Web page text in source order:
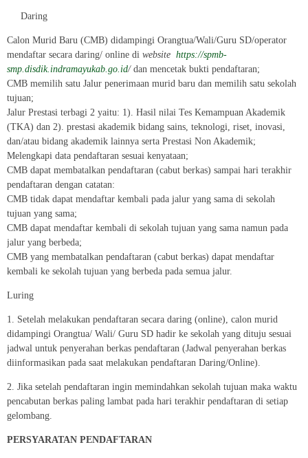
Daring
Calon Murid Baru (CMB) didampingi Orangtua/Wali/Guru SD/operator
mendaftar secara daring/ online di website https://spmb-
smp.disdik.indramayukab.go.id/dan mencetak bukti pendaftaran;
CMB memilih satu Jalur penerimaan murid baru dan memilih satu sekolah
tujuan;
Jalur Prestasi terbagi 2 yaitu: 1). Hasil nilai Tes Kemampuan Akademik
(TKA) dan 2). prestasi akademik bidang sains, teknologi, riset, inovasi,
dan/atau bidang akademik lainnya serta Prestasi Non Akademik;
Melengkapi data pendaftaran sesuai kenyataan;
CMB dapat membatalkan pendaftaran (cabut berkas) sampai hari terakhir
pendaftaran dengan catatan:
CMB tidak dapat mendaftar kembali pada jalur yang sama di sekolah
tujuan yang sama;
CMB dapat mendaftar kembali di sekolah tujuan yang sama namun pada
jalur yang berbeda;
CMB yang membatalkan pendaftaran (cabut berkas) dapat mendaftar
kembali ke sekolah tujuan yang berbeda pada semua jalur.
Luring
1. Setelah melakukan pendaftaran secara daring (online), calon murid
didampingi Orangtua/ Wali/ Guru SD hadir ke sekolah yang dituju sesuai
jadwal untuk penyerahan berkas pendaftaran (Jadwal penyerahan berkas
diinformasikan pada saat melakukan pendaftaran Daring/Online).
2. Jika setelah pendaftaran ingin memindahkan sekolah tujuan maka waktu
pencabutan berkas paling lambat pada hari terakhir pendaftaran di setiap
gelombang.
PERSYARATAN PENDAFTARAN